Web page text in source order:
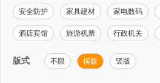
安全防护 家具建材 家电数码
酒店宾馆 旅游机票 行政机关
版式 不限 横版 竖版